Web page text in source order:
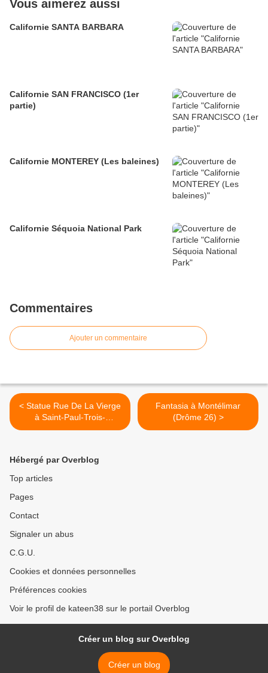
Vous aimerez aussi
Californie SANTA BARBARA
Californie SAN FRANCISCO (1er
partie)
Californie MONTEREY (Les baleines)
Californie Séquoia National Park
Commentaires
Ajouter un commentaire
< Statue Rue De La Vierge
à Saint-Paul-Trois-
Châteaux (Drôme 26)
Fantasia à Montélimar
(Drôme 26) >
Hébergé par Overblog
Top articles
Pages
Contact
Signaler un abus
C.G.U.
Cookies et données personnelles
Préférences cookies
Voir le profil de kateen38 sur le portail Overblog
Créer un blog sur Overblog
Créer un blog